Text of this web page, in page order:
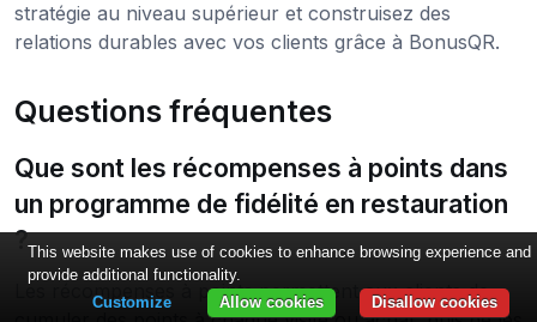
stratégie au niveau supérieur et construisez des
relations durables avec vos clients grâce à BonusQR.
Questions fréquentes
Que sont les récompenses à points dans
un programme de fidélité en restauration
?
Les récompenses à points permettent aux clients de
This website makes use of cookies to enhance browsing experience and
provide additional functionality.
Disallow cookies
Allow cookies
Customize